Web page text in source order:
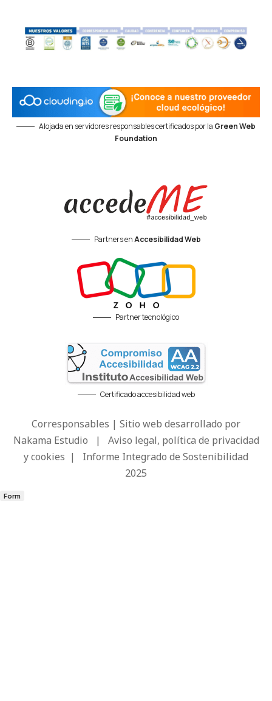
Alojada en servidores responsables certificados por la Green Web
Foundation
Partners enAccesibilidad Web
Partner tecnológico
Certificado accesibilidad web
Corresponsables | Sitio web desarrollado por
Nakama Estudio | Aviso legal, política de privacidad
y cookies | Informe Integrado de Sostenibilidad
2025
Form